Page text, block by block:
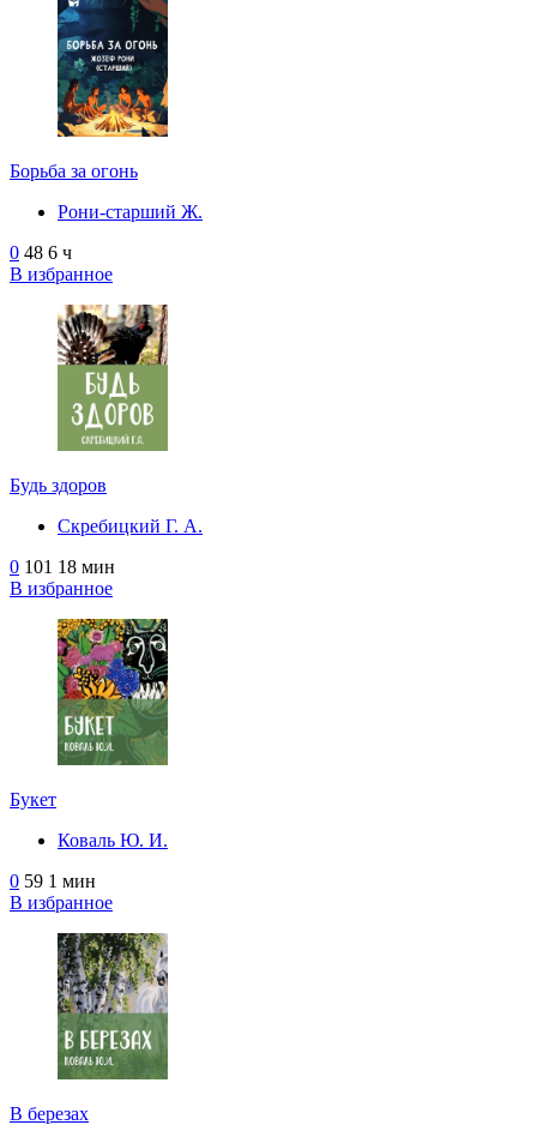
Борьба за огонь
Рони-старший Ж.
0 48 6 ч
В избранное
Будь здоров
Скребицкий Г. А.
0 101 18 мин
В избранное
Букет
Коваль Ю. И.
0 59 1 мин
В избранное
В березах